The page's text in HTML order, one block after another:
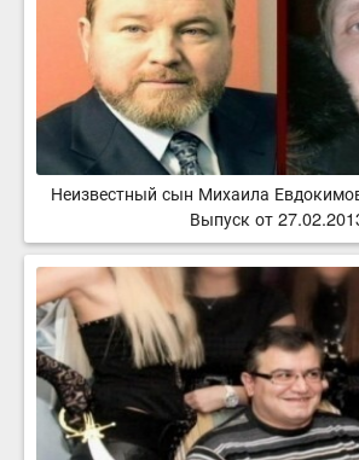
Неизвестный сын Михаила
Выпуск от